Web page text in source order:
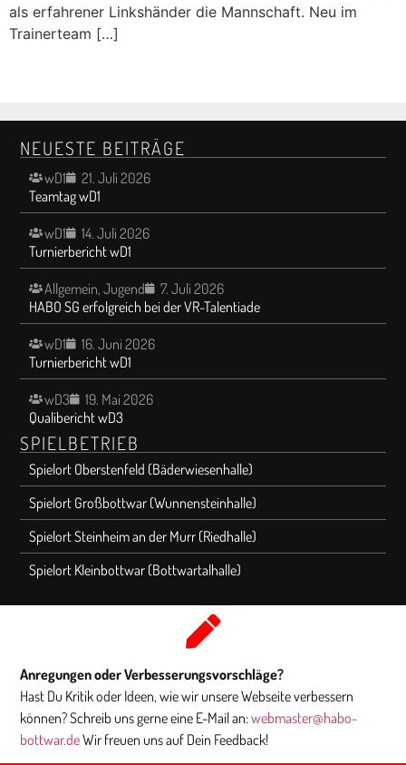
als erfahrener Linkshänder die Mannschaft. Neu im
Trainerteam […]
NEUESTE BEITRÄGE
wD1
21. Juli 2026
Teamtag wD1
wD1
14. Juli 2026
Turnierbericht wD1
Allgemein,Jugend
7. Juli 2026
HABO SG erfolgreich bei der VR-Talentiade
wD1
16. Juni 2026
Turnierbericht wD1
wD3
19. Mai 2026
Qualibericht wD3
SPIELBETRIEB
Spielort Oberstenfeld (Bäderwiesenhalle)
Spielort Großbottwar (Wunnensteinhalle)
Spielort Steinheim an der Murr (Riedhalle)
Spielort Kleinbottwar (Bottwartalhalle)
Anregungen oder Verbesserungsvorschläge?
Hast Du Kritik oder Ideen, wie wir unsere Webseite verbessern
können? Schreib uns gerne eine E-Mail an:webmaster@habo-
bottwar.deWir freuen uns auf Dein Feedback!